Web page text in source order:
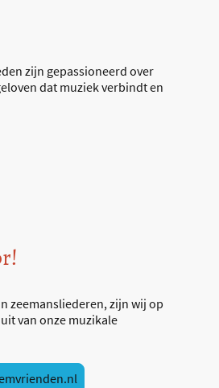
zijn gepassioneerd over
dat muziek verbindt en
zeemansliederen, zijn wij op
van onze muzikale